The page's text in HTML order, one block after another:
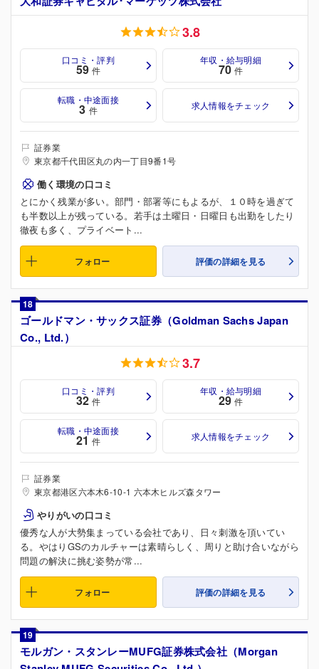
3.8
口コミ・評判
59 件
年収・給与明細
70 件
転職・中途面接
3 件 求人情報をチェック
証券業
東京都千代田区丸の内一丁目9番1号
働く環境の口コミ
とにかく残業が多い。部門・部署等にもよるが、１０時を過ぎて
も半数以上が残っている。若手は土曜日・日曜日も出勤をしたり
徹夜も多く、プライベート...
フォロー 評価の詳細を見る
18
ゴールドマン・サックス証券（Goldman Sachs Japan
Co., Ltd.）
3.7
口コミ・評判
32 件
年収・給与明細
29 件
転職・中途面接
21 件 求人情報をチェック
証券業
東京都港区六本木6-10-1 六本木ヒルズ森タワー
やりがいの口コミ
優秀な人が大勢集まっている会社であり、日々刺激を頂いてい
る。やはりGSのカルチャーは素晴らしく、周りと助け合いながら
問題の解決に挑む姿勢が常...
フォロー 評価の詳細を見る
19
モルガン・スタンレーMUFG証券株式会社（Morgan